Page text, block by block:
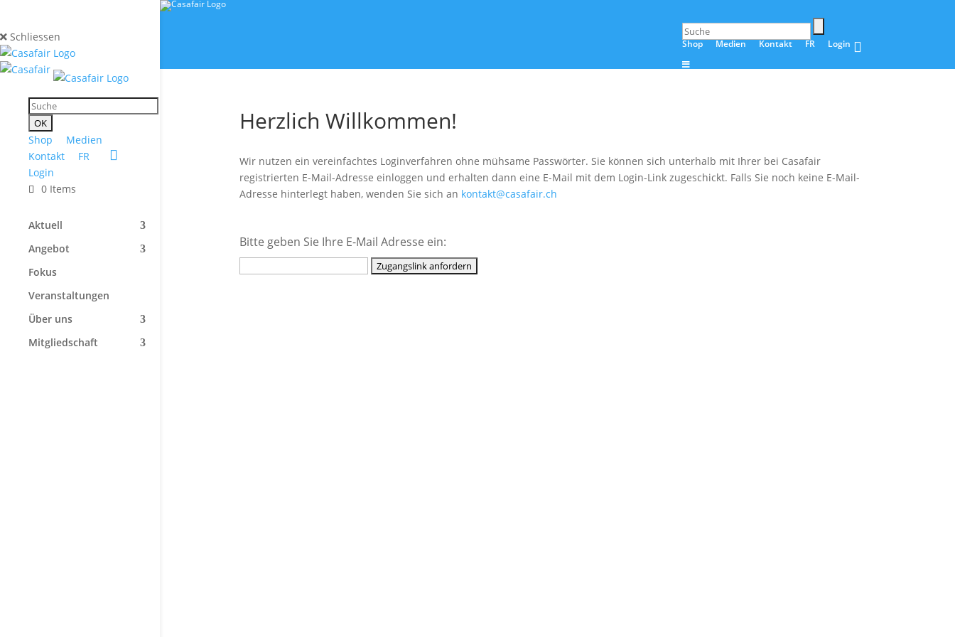
Schliessen
Shop
Medien
Kontakt
FR
Login
0 Items
Aktuell
Angebot
Fokus
Veranstaltungen
Über uns
Mitgliedschaft
Shop Medien Kontakt FR Login
Herzlich Willkommen!
Wir nutzen ein vereinfachtes Loginverfahren ohne mühsame Passwörter. Sie können sich unterhalb mit Ihrer bei Casafair
registrierten E-Mail-Adresse einloggen und erhalten dann eine E-Mail mit dem Login-Link zugeschickt. Falls Sie noch keine E-Mail-
Adresse hinterlegt haben, wenden Sie sich an kontakt@casafair.ch
Bitte geben Sie Ihre E-Mail Adresse ein: